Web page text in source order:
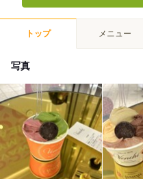
トップ メニュー
写真